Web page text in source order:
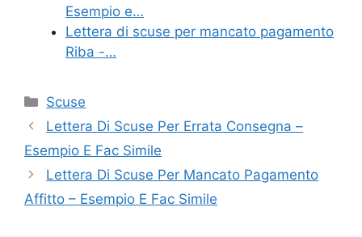
Esempio e…
Lettera di scuse per mancato pagamento
Riba -…
Categorie
Scuse
Lettera Di Scuse Per Errata Consegna –
Esempio E Fac Simile
Lettera Di Scuse Per Mancato Pagamento
Affitto – Esempio E Fac Simile